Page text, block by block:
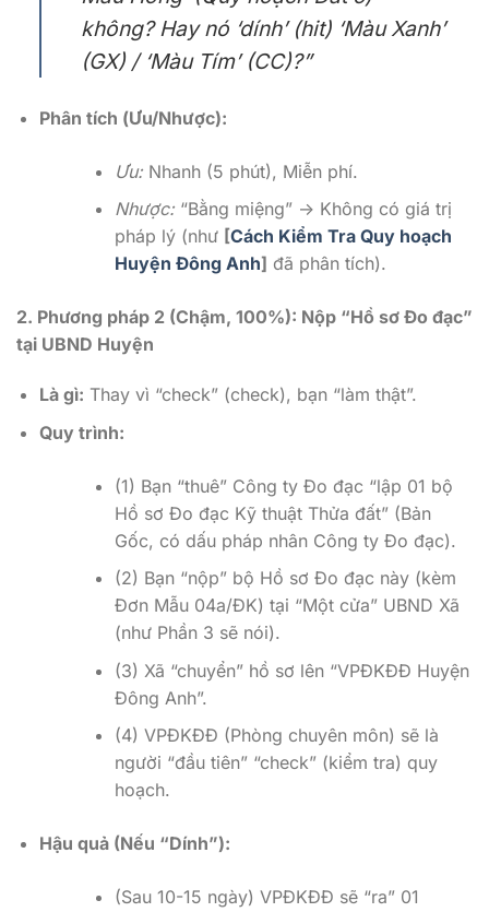
không? Hay nó ‘dính’ (hit) ‘Màu Xanh’
(GX) / ‘Màu Tím’ (CC)?”
Phân tích (Ưu/Nhược):
Ưu:Nhanh (5 phút), Miễn phí.
Nhược:“Bằng miệng” -> Không có giá trị
pháp lý (như [Cách Kiểm Tra Quy hoạch
Huyện Đông Anh] đã phân tích).
2. Phương pháp 2 (Chậm, 100%): Nộp “Hồ sơ Đo đạc”
tại UBND Huyện
Là gì: Thay vì “check” (check), bạn “làm thật”.
Quy trình:
(1) Bạn “thuê” Công ty Đo đạc “lập 01 bộ
Hồ sơ Đo đạc Kỹ thuật Thửa đất” (Bản
Gốc, có dấu pháp nhân Công ty Đo đạc).
(2) Bạn “nộp” bộ Hồ sơ Đo đạc này (kèm
Đơn Mẫu 04a/ĐK) tại “Một cửa” UBND Xã
(như Phần 3 sẽ nói).
(3) Xã “chuyển” hồ sơ lên “VPĐKĐĐ Huyện
Đông Anh”.
(4) VPĐKĐĐ (Phòng chuyên môn) sẽ là
người “đầu tiên” “check” (kiểm tra) quy
hoạch.
Hậu quả (Nếu “Dính”):
(Sau 10-15 ngày) VPĐKĐĐ sẽ “ra” 01